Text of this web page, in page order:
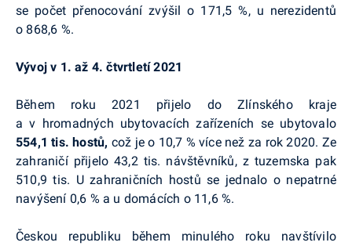
se počet přenocování zvýšil o 171,5 %, u nerezidentů
o 868,6 %.
Vývoj v 1. až 4. čtvrtletí 2021
Během roku 2021 přijelo do Zlínského kraje
a v hromadných ubytovacích zařízeních se ubytovalo
554,1 tis. hostů, což je o 10,7 % více než za rok 2020. Ze
zahraničí přijelo 43,2 tis. návštěvníků, z tuzemska pak
510,9 tis. U zahraničních hostů se jednalo o nepatrné
navýšení 0,6 % a u domácích o 11,6 %.
Českou republiku během minulého roku navštívilo